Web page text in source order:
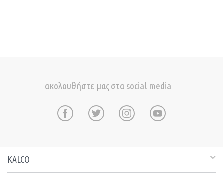
ακολουθήστε μας στα social media
KALCO